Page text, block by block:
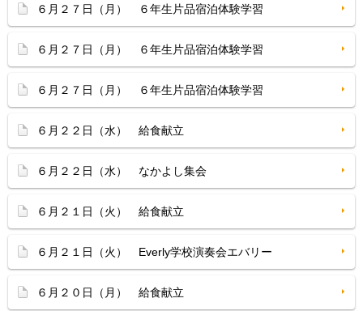
６月２７日（月） ６年生片品宿泊体験学習
６月２７日（月） ６年生片品宿泊体験学習
６月２７日（月） ６年生片品宿泊体験学習
６月２２日（水） 給食献立
６月２２日（水） なかよし集会
６月２１日（火） 給食献立
６月２１日（火） Everly学校演奏会エバリー
６月２０日（月） 給食献立